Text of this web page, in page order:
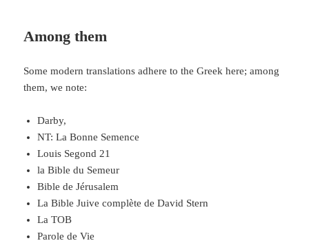
Among them
Some modern translations adhere to the Greek here; among
them, we note:
Darby,
NT: La Bonne Semence
Louis Segond 21
la Bible du Semeur
Bible de Jérusalem
La Bible Juive complète de David Stern
La TOB
Parole de Vie